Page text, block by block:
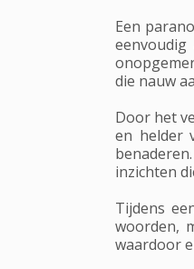
Een
die nauw
Door het
en helder
inzichten
Tijdens
woorden,
waardoor